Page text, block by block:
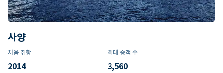
사양
처음 취항
2014
최대 승객 수
3,560